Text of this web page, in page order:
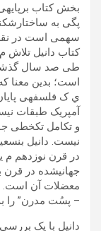
بخش کتاب
پگی به
سھمی است در نقد
کتاب دانيل تلاش
طی صد سال
و تکامل تکخطی
نيست. دانيل
در قرن نوزدھم م
جھانیشده در
معضلات آن است.
– پسُت مدرن” را
دانيل با يک